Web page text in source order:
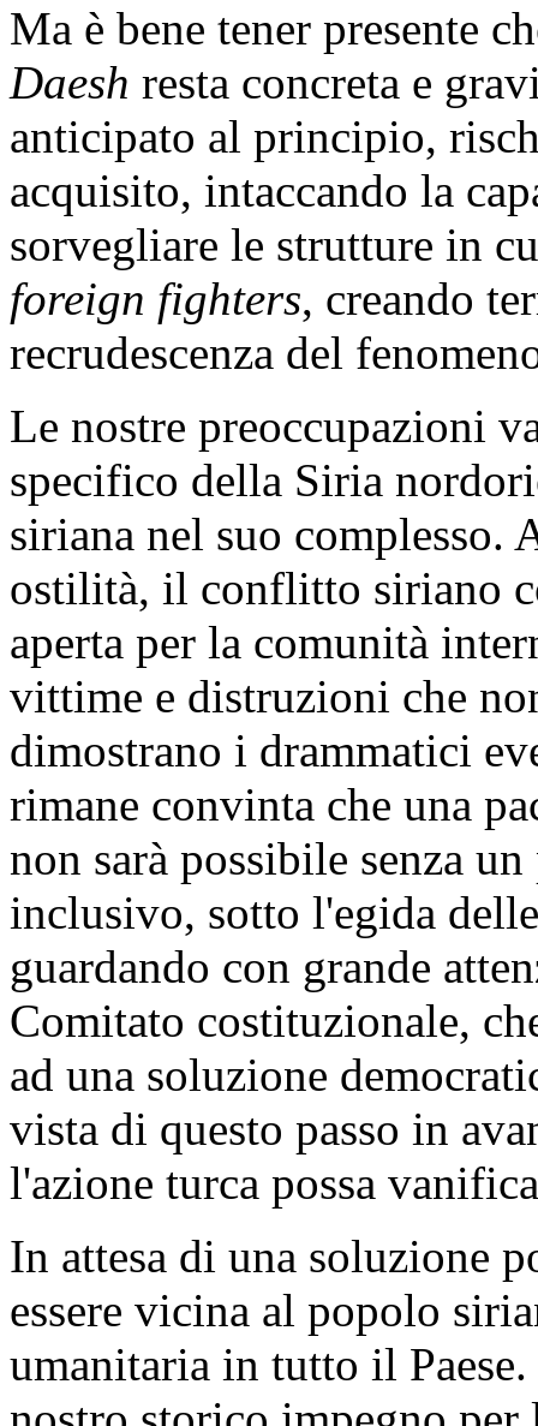
Ma è bene tener presente
Daesh resta concreta e
anticipato al principio,
acquisito, intaccando la
sorvegliare le strutture in
foreign fighters, creando
recrudescenza del
Le nostre preoccupazioni
specifico della Siria
siriana nel suo
ostilità, il conflitto siriano
aperta per la comunità
vittime e distruzioni che
dimostrano i drammatici
rimane convinta che una
non sarà possibile senza
inclusivo, sotto l'egida
guardando con grande
Comitato costituzionale,
ad una soluzione
vista di questo passo in
l'azione turca possa
In attesa di una soluzione
essere vicina al popolo
umanitaria in tutto il